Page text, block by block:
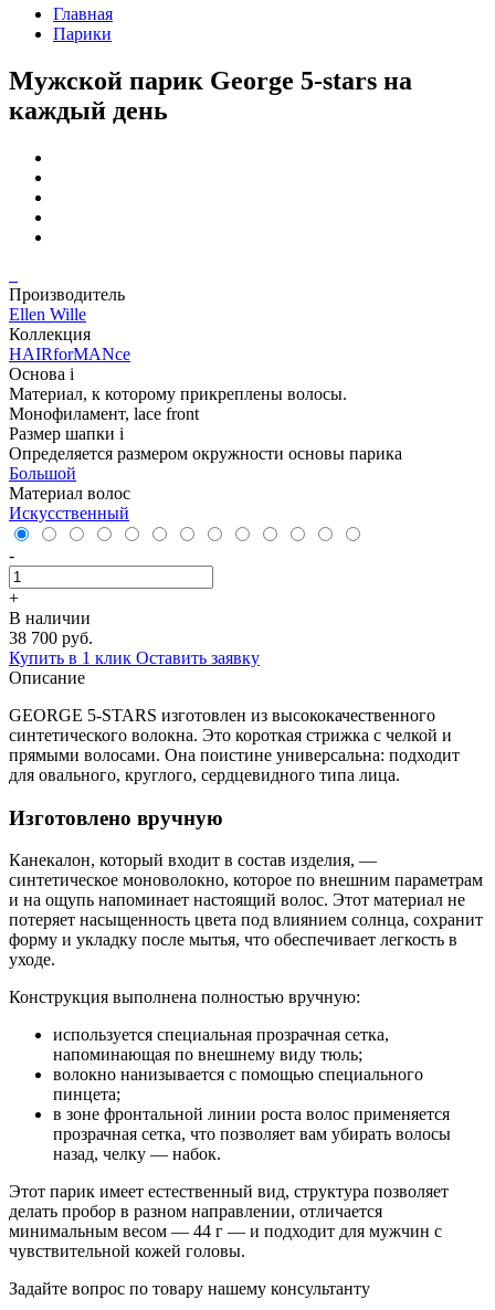
Главная
Парики
Мужской парик George 5-stars на
каждый день
Производитель
Ellen Wille
Коллекция
HAIRforMANce
Основа i
Материал, к которому прикреплены волосы.
Монофиламент, lace front
Размер шапки i
Определяется размером окружности основы парика
Большой
Материал волос
Искусственный
-
+
В наличии
38 700 руб.
Купить в 1 клик Оставить заявку
Описание
GEORGE 5-STARS изготовлен из высококачественного
синтетического волокна. Это короткая стрижка с челкой и
прямыми волосами. Она поистине универсальна: подходит
для овального, круглого, сердцевидного типа лица.
Изготовлено вручную
Канекалон, который входит в состав изделия, —
синтетическое моноволокно, которое по внешним параметрам
и на ощупь напоминает настоящий волос. Этот материал не
потеряет насыщенность цвета под влиянием солнца, сохранит
форму и укладку после мытья, что обеспечивает легкость в
уходе.
Конструкция выполнена полностью вручную:
используется специальная прозрачная сетка,
напоминающая по внешнему виду тюль;
волокно нанизывается с помощью специального
пинцета;
в зоне фронтальной линии роста волос применяется
прозрачная сетка, что позволяет вам убирать волосы
назад, челку — набок.
Этот парик имеет естественный вид, структура позволяет
делать пробор в разном направлении, отличается
минимальным весом — 44 г — и подходит для мужчин с
чувствительной кожей головы.
Задайте вопрос по товару нашему консультанту